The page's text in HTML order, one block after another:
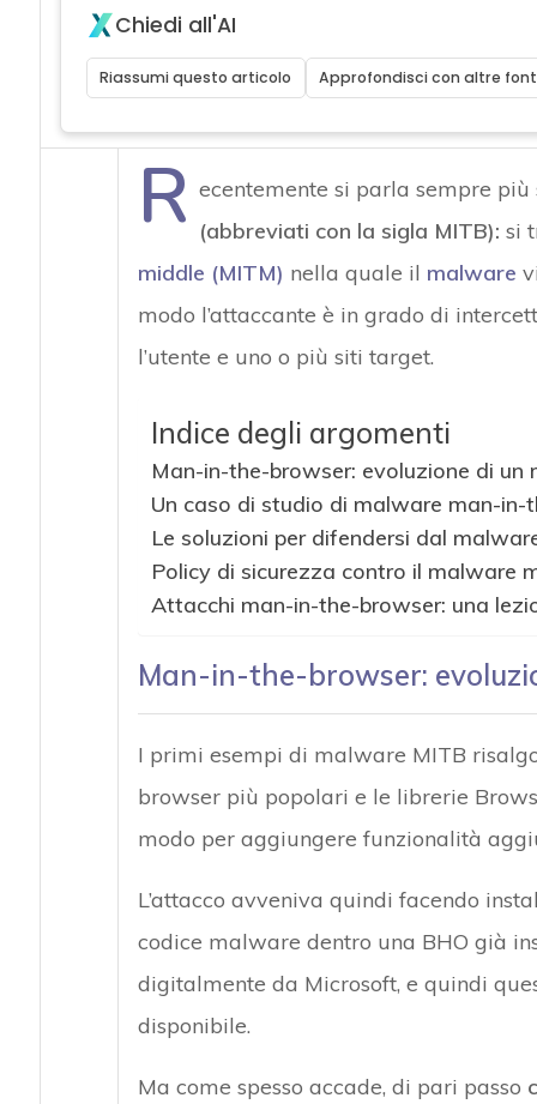
Chiedi all'AI
Riassumi questo articolo Approfondisci con altre
R ecentemente si parla sempre più
(abbreviati con la sigla MITB): si
middle (MITM) nella quale il malware
modo l’attaccante è in grado di
l’utente e uno o più siti target.
Indice degli argomenti
Man-in-the-browser: evoluzione di un
Un caso di studio di malware man-in-
Le soluzioni per difendersi dal
Policy di sicurezza contro il malware
Attacchi man-in-the-browser: una
Man-in-the-browser:
I primi esempi di malware MITB
browser più popolari e le librerie
modo per aggiungere funzionalità
L’attacco avveniva quindi facendo
codice malware dentro una BHO già
digitalmente da Microsoft, e quindi
disponibile.
Ma come spesso accade, di pari passo